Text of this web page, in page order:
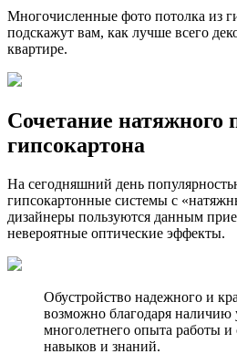
Многочисленные фото потолка из
подскажут вам, как лучше всего
квартире.
Сочетание натяжного
гипсокартона
На сегодняшний день
гипсокартонные системы с
дизайнеры пользуются данным
невероятные оптические эффекты.
Обустройство надежного и
возможно благодаря наличию
многолетнего опыта работы
навыков и знаний.